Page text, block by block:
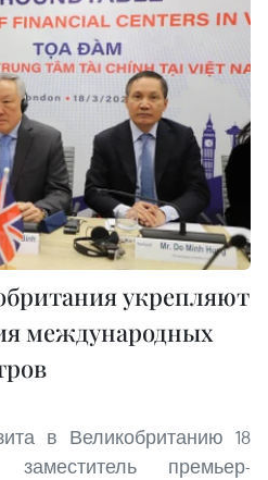
укрепляют
международных
в Великобританию 18
премьер-